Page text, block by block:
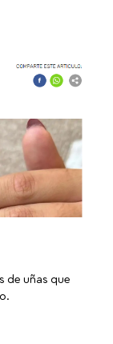
de uñas que